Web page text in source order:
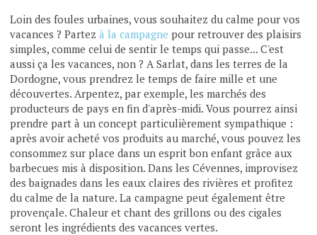
Loin des foules urbaines, vous souhaitez du calme pour vos
vacances ? Partezà la campagne pour retrouver des plaisirs
simples, comme celui de sentir le temps qui passe... C'est
aussi ça les vacances, non ? A Sarlat, dans les terres de la
Dordogne, vous prendrez le temps de faire mille et une
découvertes. Arpentez, par exemple, les marchés des
producteurs de pays en fin d'après-midi. Vous pourrez ainsi
prendre part à un concept particulièrement sympathique :
après avoir acheté vos produits au marché, vous pouvez les
consommez sur place dans un esprit bon enfant grâce aux
barbecues mis à disposition. Dans les Cévennes, improvisez
des baignades dans les eaux claires des rivières et profitez
du calme de la nature. La campagne peut également être
provençale. Chaleur et chant des grillons ou des cigales
seront les ingrédients des vacances vertes.